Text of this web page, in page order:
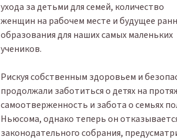
ухода за детьми для семей, количество
женщин на рабочем месте и будущее
образования для наших самых маленьких
учеников.
Рискуя собственным здоровьем и
продолжали заботиться о детях на
самоотверженность и забота о семьях
Ньюсома, однако теперь он
законодательного собрания,